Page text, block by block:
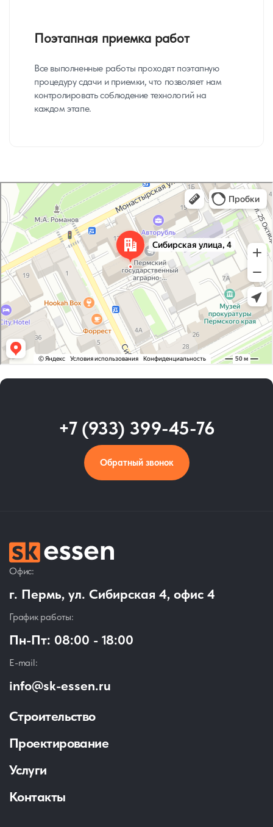
Поэтапная приемка работ
Все выполненные работы проходят поэтапную
процедуру сдачи и приемки, что позволяет нам
контролировать соблюдение технологий на
каждом этапе.
+7 (933) 399-45-76
Обратный звонок
Офис:
г. Пермь, ул. Сибирская 4, офис 4
График работы:
Пн-Пт: 08:00 - 18:00
E-mail:
info@sk-essen.ru
Строительство
Проектирование
Услуги
Контакты